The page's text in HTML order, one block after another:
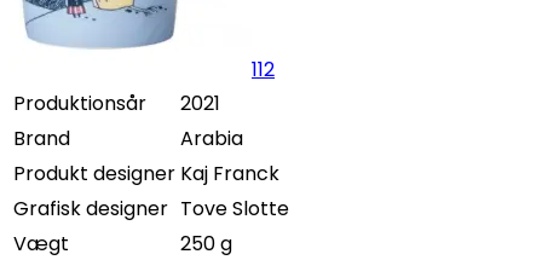
112
Produktionsår
2021
Brand
Arabia
Produkt designer Kaj Franck
Grafisk designer Tove Slotte
Vægt
250 g